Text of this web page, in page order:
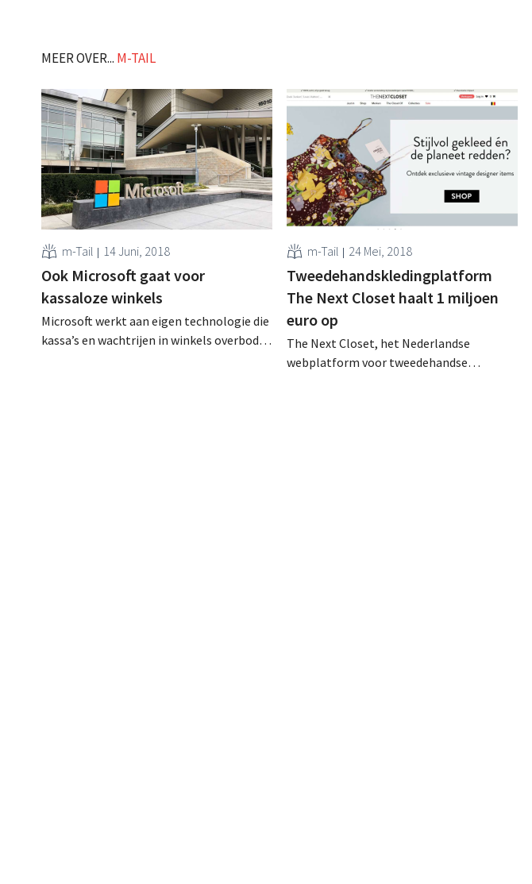
MEER OVER... M-TAIL
m-Tail 14 Juni, 2018
Ook Microsoft gaat voor
kassaloze winkels
Microsoft werkt aan eigen technologie die
kassa’s en wachtrijen in winkels overbodig
m-Tail 24 Mei, 2018
Tweedehandskledingplatform
The Next Closet haalt 1 miljoen
euro op
The Next Closet, het Nederlandse
webplatform voor tweedehandse